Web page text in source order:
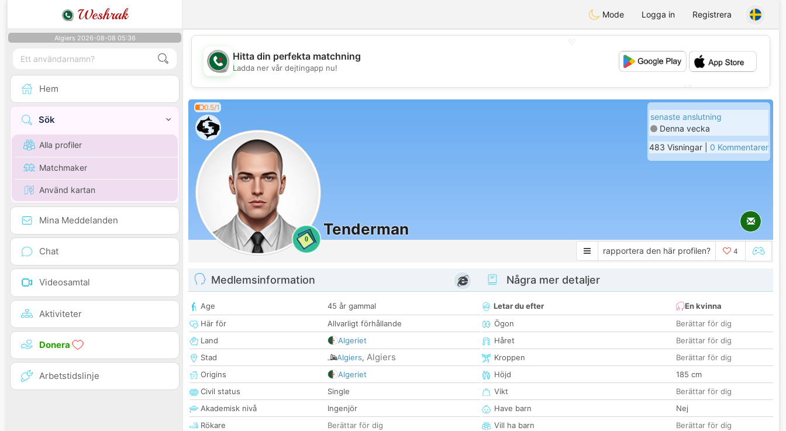
Weshrak Mode Logga in Registrera
Algiers 2026-08-08 05:36
Hem
Sök
Alla profiler
Matchmaker
Använd kartan
Mina Meddelanden
Chat
Videosamtal
Aktiviteter
Donera
Arbetstidslinje
💖
💕
Hitta din perfekta matchning
Ladda ner vår dejtingapp nu!
0.5/1
0
Tenderman
senaste anslutning
Denna vecka
483 Visningar | 0 Kommentarer
rapportera den här profilen? 4
Medlemsinformation
Age
45 år gammal
Här för
Allvarligt förhållande
Land
Algeriet
Stad
Algiers, Algiers
Origins
Algeriet
Civil status
Single
Akademisk nivå
Ingenjör
Rökare
Berättar för dig
Några mer detaljer
Letar du efter
En kvinna
Ögon
Berättar för dig
Håret
Berättar för dig
Kroppen
Berättar för dig
Höjd
185 cm
Vikt
Berättar för dig
Have barn
Nej
Vill ha barn
Berättar för dig